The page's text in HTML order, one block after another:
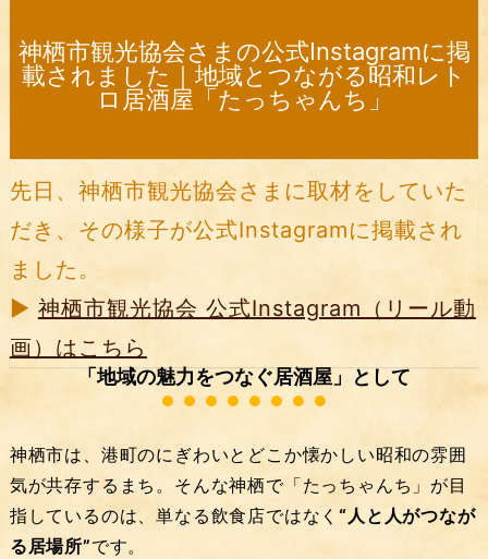
神栖市観光協会さまの公式Instagramに掲
載されました｜地域とつながる昭和レト
ロ居酒屋「たっちゃんち」
先日、神栖市観光協会さまに取材をしていた
だき、その様子が公式Instagramに掲載され
ました。
▶️ 神栖市観光協会 公式Instagram（リール動
画）はこちら
「地域の魅力をつなぐ居酒屋」として
神栖市は、港町のにぎわいとどこか懐かしい昭和の雰囲
気が共存するまち。そんな神栖で「たっちゃんち」が目
指しているのは、単なる飲食店ではなく“人と人がつなが
る居場所”です。